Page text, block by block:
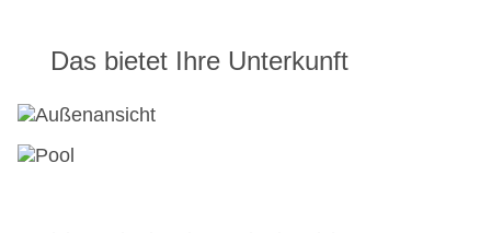
Das bietet Ihre Unterkunft